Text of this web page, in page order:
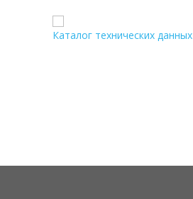
Каталог технических данных